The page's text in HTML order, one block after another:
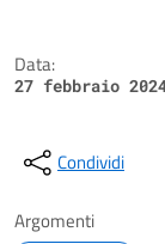
Data:
27 febbraio
Condividi
Argomenti